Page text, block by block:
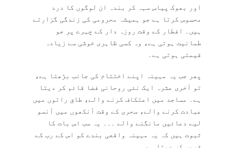
اور بھوک پیاس سہہ کر بندہ ان لوگوں کا درد
محسوس کرتا ہے جو ہمیشہ محرومی کی زندگی گزارتے
ہیں۔ افطار کے وقت روزہ دار کے چہرے پر جو
طمانیت ہوتی ہے، وہ کسی ظاہری خوشی سے زیادہ
قیمتی ہوتی ہے۔
پھر جب یہ مہینہ اپنے اختتام کی جانب بڑھتا ہے،
تو آخری عشرہ ایک نئی روحانی فضا قائم کر دیتا
ہے۔ مساجد میں اعتکاف کرنے والے، طاق راتوں میں
عبادت کرنے والے، سحری کے وقت آنکھوں میں آنسو
لیے دعائیں مانگنے والے ۔۔۔ یہ سب اس بات کا
ثبوت ہیں کہ یہ مہینہ واقعی بندے کو اس کے رب کے